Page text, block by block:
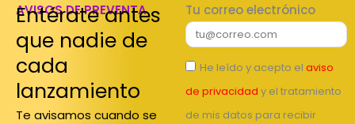
AVISOS DE PREVENTA
Entérate antes
que nadie de
cada
lanzamiento
Te avisamos cuando se
Tu correo electrónico
He leído y acepto el aviso
de privacidad y el tratamiento
de mis datos para recibir